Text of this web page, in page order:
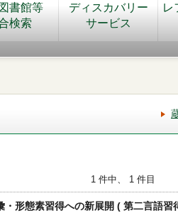
書館等
検索
ディスカバリー
サービス
レ
1 件中、 1 件目
・形態素習得への新展開 ( 第二言語習